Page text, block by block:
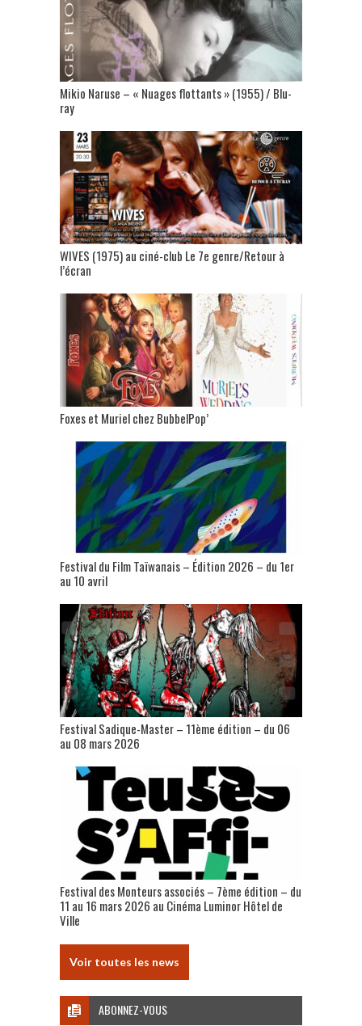
Mikio Naruse – « Nuages flottants » (1955) / Blu-
ray
WIVES (1975) au ciné-club Le 7e genre/Retour à
l’écran
Foxes et Muriel chez BubbelPop’
Festival du Film Taïwanais – Édition 2026 – du 1er
au 10 avril
Festival Sadique-Master – 11ème édition – du 06
au 08 mars 2026
Festival des Monteurs associés – 7ème édition – du
11 au 16 mars 2026 au Cinéma Luminor Hôtel de
Ville
Voir toutes les news
ABONNEZ-VOUS